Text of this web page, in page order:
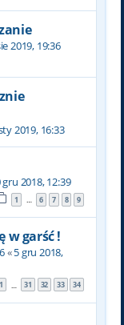
2019, 19:36
2019, 16:33
gru 2018, 12:39
1 … 6 7 8 9
w garść !
«5 gru 2018,
1 … 31 32 33 34